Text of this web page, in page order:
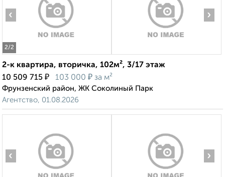
2/2
‹ ›
2-к квартира, вторичка, 102м², 3/17 этаж
10 509 715 ₽ 103 000 ₽ за м²
Фрунзенский район, ЖК Соколиный Парк
Агентство, 01.08.2026
‹ ›